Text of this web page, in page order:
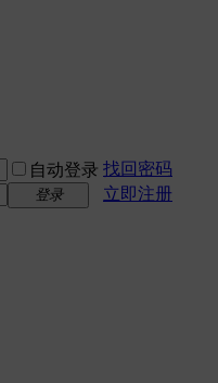
自动登录 找回密码
登录
立即注册